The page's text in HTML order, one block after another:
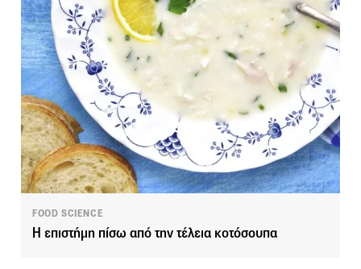
FOOD SCIENCE
Η επιστήμη πίσω από την τέλεια κοτόσουπα